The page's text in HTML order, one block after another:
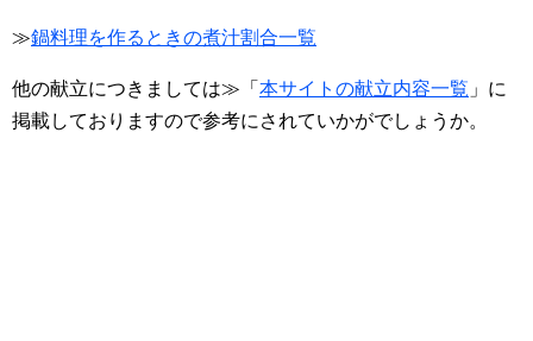
≫鍋料理を作るときの煮汁割合一覧
他の献立につきましては≫「 本サイトの献立内容一覧 」に
掲載しておりますので参考にされていかがでしょうか。